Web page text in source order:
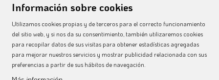
Aviso Legal Política de privacitat
Información sobre cookies
Utilizamos cookies propias y de terceros para el correcto funcionamiento
del sitio web, y si nos da su consentimiento, también utilizaremos cookies
para recopilar datos de sus visitas para obtener estadísticas agregadas
para mejorar nuestros servicios y mostrar publicidad relacionada con sus
preferencias a partir de sus hábitos de navegación.